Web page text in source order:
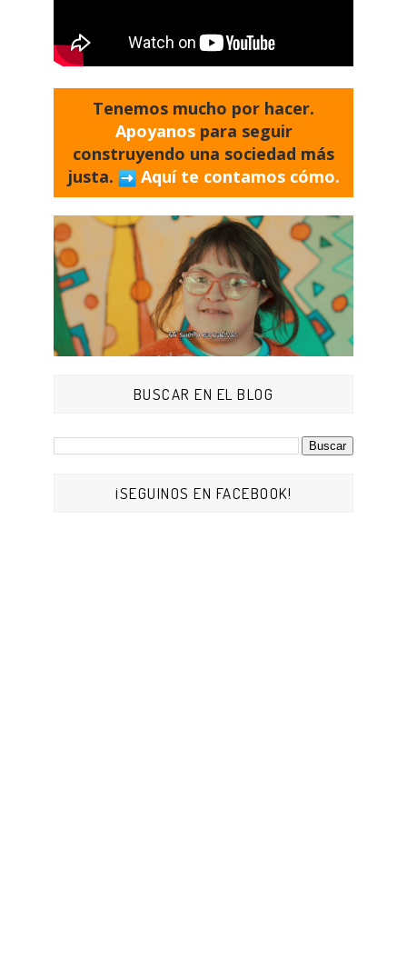
Tenemos mucho por hacer.
Apoyanos para seguir
construyendo una sociedad más
justa.
Aquí te contamos cómo.
BUSCAR EN EL BLOG
¡SEGUINOS EN FACEBOOK!